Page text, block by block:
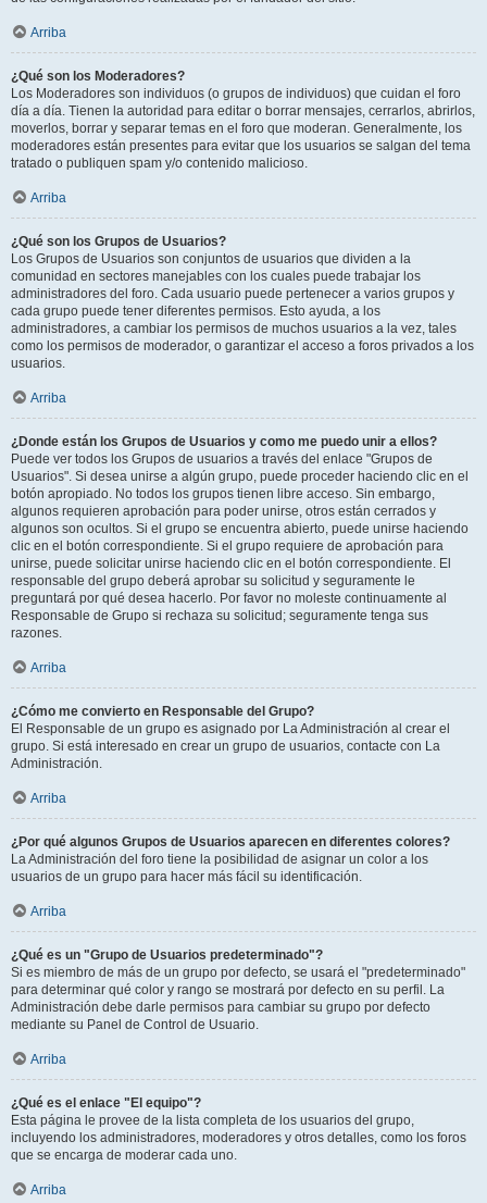
Arriba
¿Qué son los Moderadores?
Los Moderadores son individuos (o grupos de individuos) que cuidan el foro
día a día. Tienen la autoridad para editar o borrar mensajes, cerrarlos, abrirlos,
moverlos, borrar y separar temas en el foro que moderan. Generalmente, los
moderadores están presentes para evitar que los usuarios se salgan del tema
tratado o publiquen spam y/o contenido malicioso.
Arriba
¿Qué son los Grupos de Usuarios?
Los Grupos de Usuarios son conjuntos de usuarios que dividen a la
comunidad en sectores manejables con los cuales puede trabajar los
administradores del foro. Cada usuario puede pertenecer a varios grupos y
cada grupo puede tener diferentes permisos. Esto ayuda, a los
administradores, a cambiar los permisos de muchos usuarios a la vez, tales
como los permisos de moderador, o garantizar el acceso a foros privados a los
usuarios.
Arriba
¿Donde están los Grupos de Usuarios y como me puedo unir a ellos?
Puede ver todos los Grupos de usuarios a través del enlace "Grupos de
Usuarios". Si desea unirse a algún grupo, puede proceder haciendo clic en el
botón apropiado. No todos los grupos tienen libre acceso. Sin embargo,
algunos requieren aprobación para poder unirse, otros están cerrados y
algunos son ocultos. Si el grupo se encuentra abierto, puede unirse haciendo
clic en el botón correspondiente. Si el grupo requiere de aprobación para
unirse, puede solicitar unirse haciendo clic en el botón correspondiente. El
responsable del grupo deberá aprobar su solicitud y seguramente le
preguntará por qué desea hacerlo. Por favor no moleste continuamente al
Responsable de Grupo si rechaza su solicitud; seguramente tenga sus
razones.
Arriba
¿Cómo me convierto en Responsable del Grupo?
El Responsable de un grupo es asignado por La Administración al crear el
grupo. Si está interesado en crear un grupo de usuarios, contacte con La
Administración.
Arriba
¿Por qué algunos Grupos de Usuarios aparecen en diferentes colores?
La Administración del foro tiene la posibilidad de asignar un color a los
usuarios de un grupo para hacer más fácil su identificación.
Arriba
¿Qué es un "Grupo de Usuarios predeterminado"?
Si es miembro de más de un grupo por defecto, se usará el "predeterminado"
para determinar qué color y rango se mostrará por defecto en su perfil. La
Administración debe darle permisos para cambiar su grupo por defecto
mediante su Panel de Control de Usuario.
Arriba
¿Qué es el enlace "El equipo"?
Esta página le provee de la lista completa de los usuarios del grupo,
incluyendo los administradores, moderadores y otros detalles, como los foros
que se encarga de moderar cada uno.
Arriba